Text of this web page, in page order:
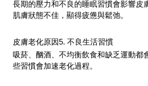
長期的壓力和不良的睡眠習慣會影響皮
肌膚狀態不佳，顯得疲憊與鬆弛。
皮膚老化原因5. 不良生活習慣
吸菸、酗酒、不均衡飲食和缺乏運動都
些習慣會加速老化過程。